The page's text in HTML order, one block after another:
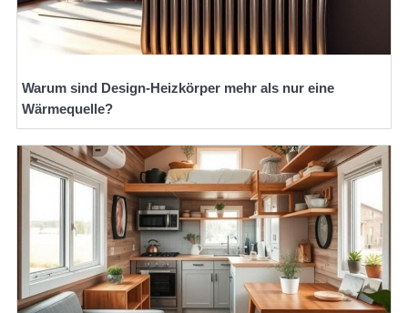
Warum sind Design-Heizkörper mehr als nur eine
Wärmequelle?